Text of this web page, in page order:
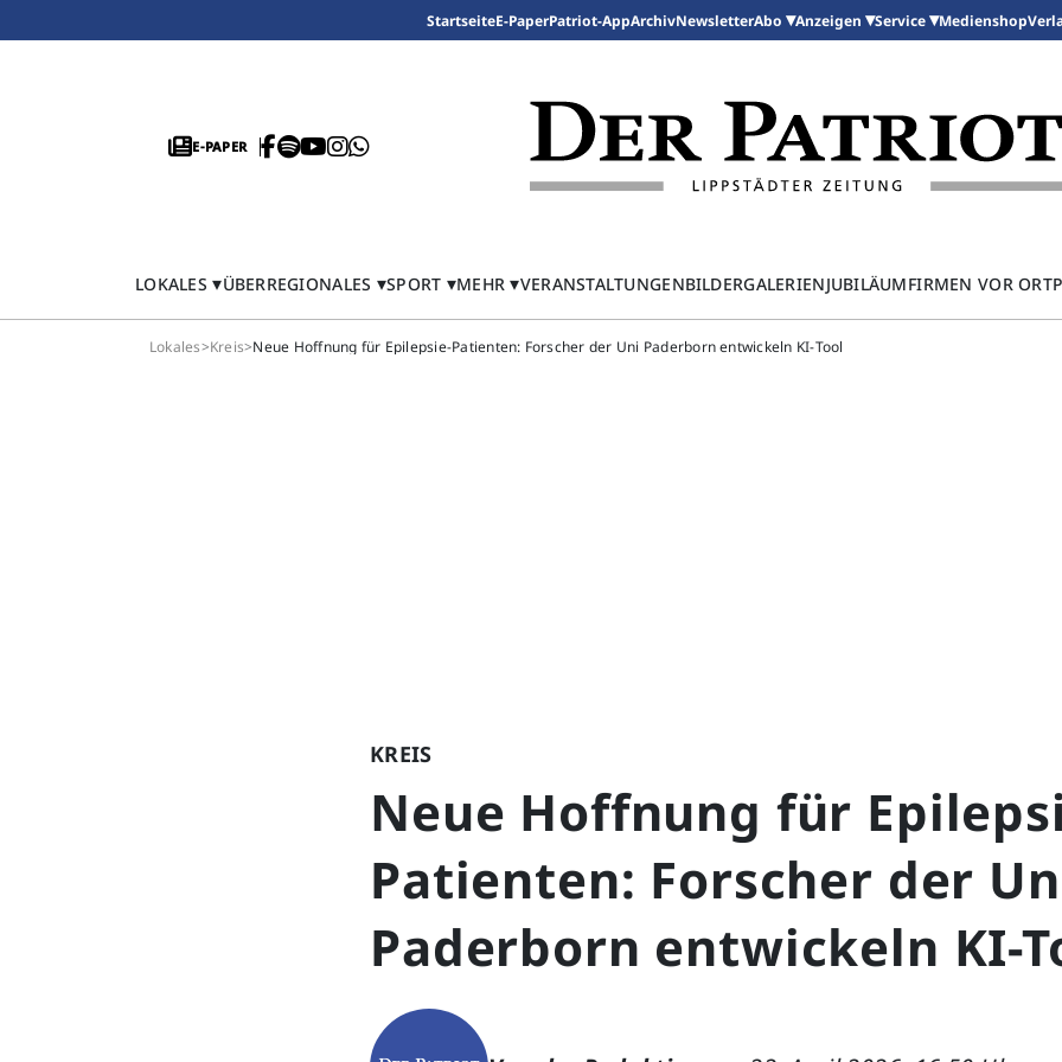
StartseiteE-PaperPatriot-AppArchivNewsletterAbo Anzeigen Service Medienshop
E-PAPER
LOKALES ÜBERREGIONALES SPORT MEHR VERANSTALTUNGENBILDERGALERIENJUBILÄUMFIRMEN VOR ORT
Lokales>Kreis>Neue Hoffnung für Epilepsie-Patienten: Forscher der Uni Paderborn entwickeln KI-Tool
KREIS
Neue Hoffnung für
Patienten: Forscher der
Paderborn entwickeln KI-